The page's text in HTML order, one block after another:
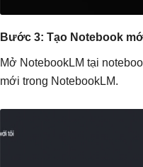
Bước 3: Tạo Notebook
Mở NotebookLM tại
mới trong NotebookLM.